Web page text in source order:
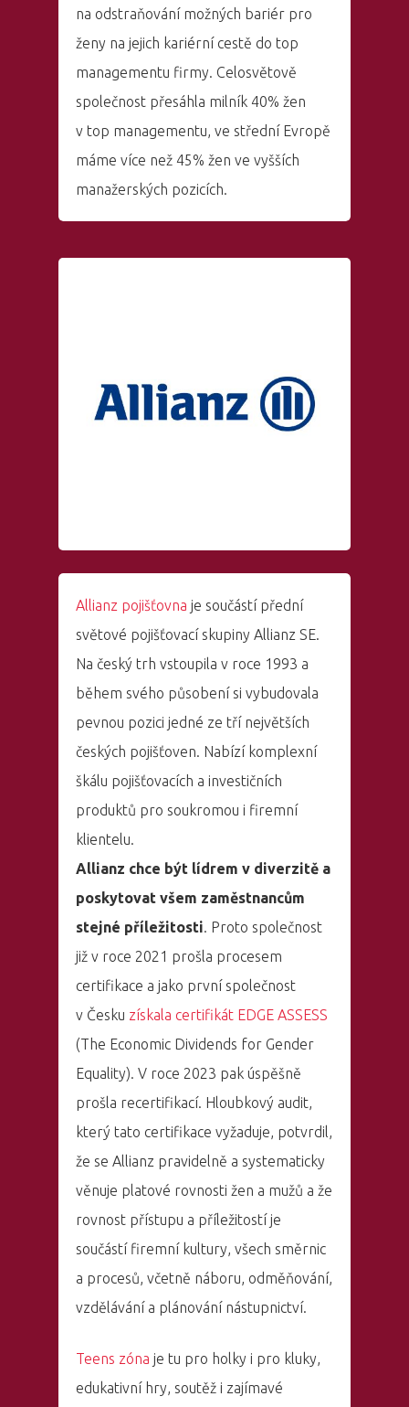
na odstraňování možných bariér pro
ženy na jejich kariérní cestě do top
managementu firmy. Celosvětově
společnost přesáhla milník 40% žen
v top managementu, ve střední Evropě
máme více než 45% žen ve vyšších
manažerských pozicích.
Allianz pojišťovna je součástí přední
světové pojišťovací skupiny Allianz SE.
Na český trh vstoupila v roce 1993 a
během svého působení si vybudovala
pevnou pozici jedné ze tří největších
českých pojišťoven. Nabízí komplexní
škálu pojišťovacích a investičních
produktů pro soukromou i firemní
klientelu.
Allianz chce být lídrem v diverzitě a
poskytovat všem zaměstnancům
stejné příležitosti. Proto společnost
již v roce 2021 prošla procesem
certifikace a jako první společnost
v Česku získala certifikát EDGE ASSESS
(The Economic Dividends for Gender
Equality). V roce 2023 pak úspěšně
prošla recertifikací. Hloubkový audit,
který tato certifikace vyžaduje, potvrdil,
že se Allianz pravidelně a systematicky
věnuje platové rovnosti žen a mužů a že
rovnost přístupu a příležitostí je
součástí firemní kultury, všech směrnic
a procesů, včetně náboru, odměňování,
vzdělávání a plánování nástupnictví.
Teens zóna je tu pro holky i pro kluky,
edukativní hry, soutěž i zajímavé
Aktuality
Partneři
Vstupenky